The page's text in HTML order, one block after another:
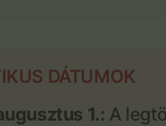
DÁTUMOK
1.: A